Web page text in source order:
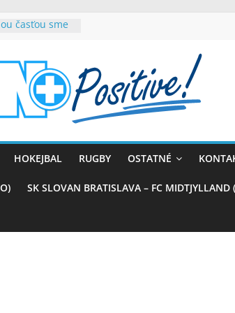
časťou sme
tímového
prvenstvo
nad
HOKEJBAL RUGBY OSTATNÉ
SK SLOVAN BRATISLAVA – FC MIDTJYLLAND